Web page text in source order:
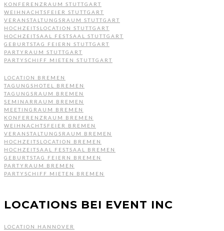
KONFERENZRAUM STUTTGART
WEIHNACHTSFEIER STUTTGART
VERANSTALTUNGSRAUM STUTTGART
HOCHZEITSLOCATION STUTTGART
HOCHZEITSAAL FESTSAAL STUTTGART
GEBURTSTAG FEIERN STUTTGART
PARTYRAUM STUTTGART
PARTYSCHIFF MIETEN STUTTGART
LOCATION BREMEN
TAGUNGSHOTEL BREMEN
TAGUNGSRAUM BREMEN
SEMINARRAUM BREMEN
MEETINGRAUM BREMEN
KONFERENZRAUM BREMEN
WEIHNACHTSFEIER BREMEN
VERANSTALTUNGSRAUM BREMEN
HOCHZEITSLOCATION BREMEN
HOCHZEITSAAL FESTSAAL BREMEN
GEBURTSTAG FEIERN BREMEN
PARTYRAUM BREMEN
PARTYSCHIFF MIETEN BREMEN
LOCATIONS BEI EVENT INC
LOCATION HANNOVER